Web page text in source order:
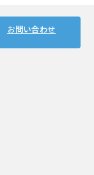
お問い合わせ